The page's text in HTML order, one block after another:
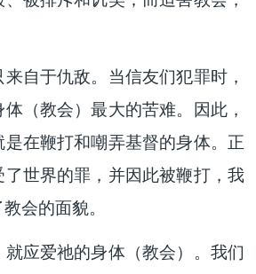
自于仇敌。当信友们犯罪时，
（教会）最大的苦难。因此，
在鞭打和嘲弄基督的身体。正
世界的罪，并因此被鞭打，我
会的面貌。
应爱祂的身体（教会）。我们